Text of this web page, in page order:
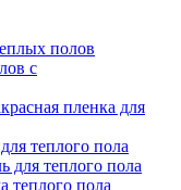
полов
с
пленка для
теплого пола
для теплого пола
теплого пола